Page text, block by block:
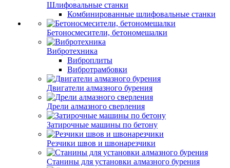
Шлифовальные станки
Комбинированные шлифовальные станки
Бетоносмесители, бетономешалки
Вибротехника
Виброплиты
Вибротрамбовки
Двигатели алмазного бурения
Дрели алмазного сверления
Затирочные машины по бетону
Резчики швов и швонарезчики
Станины для установки алмазного бурения